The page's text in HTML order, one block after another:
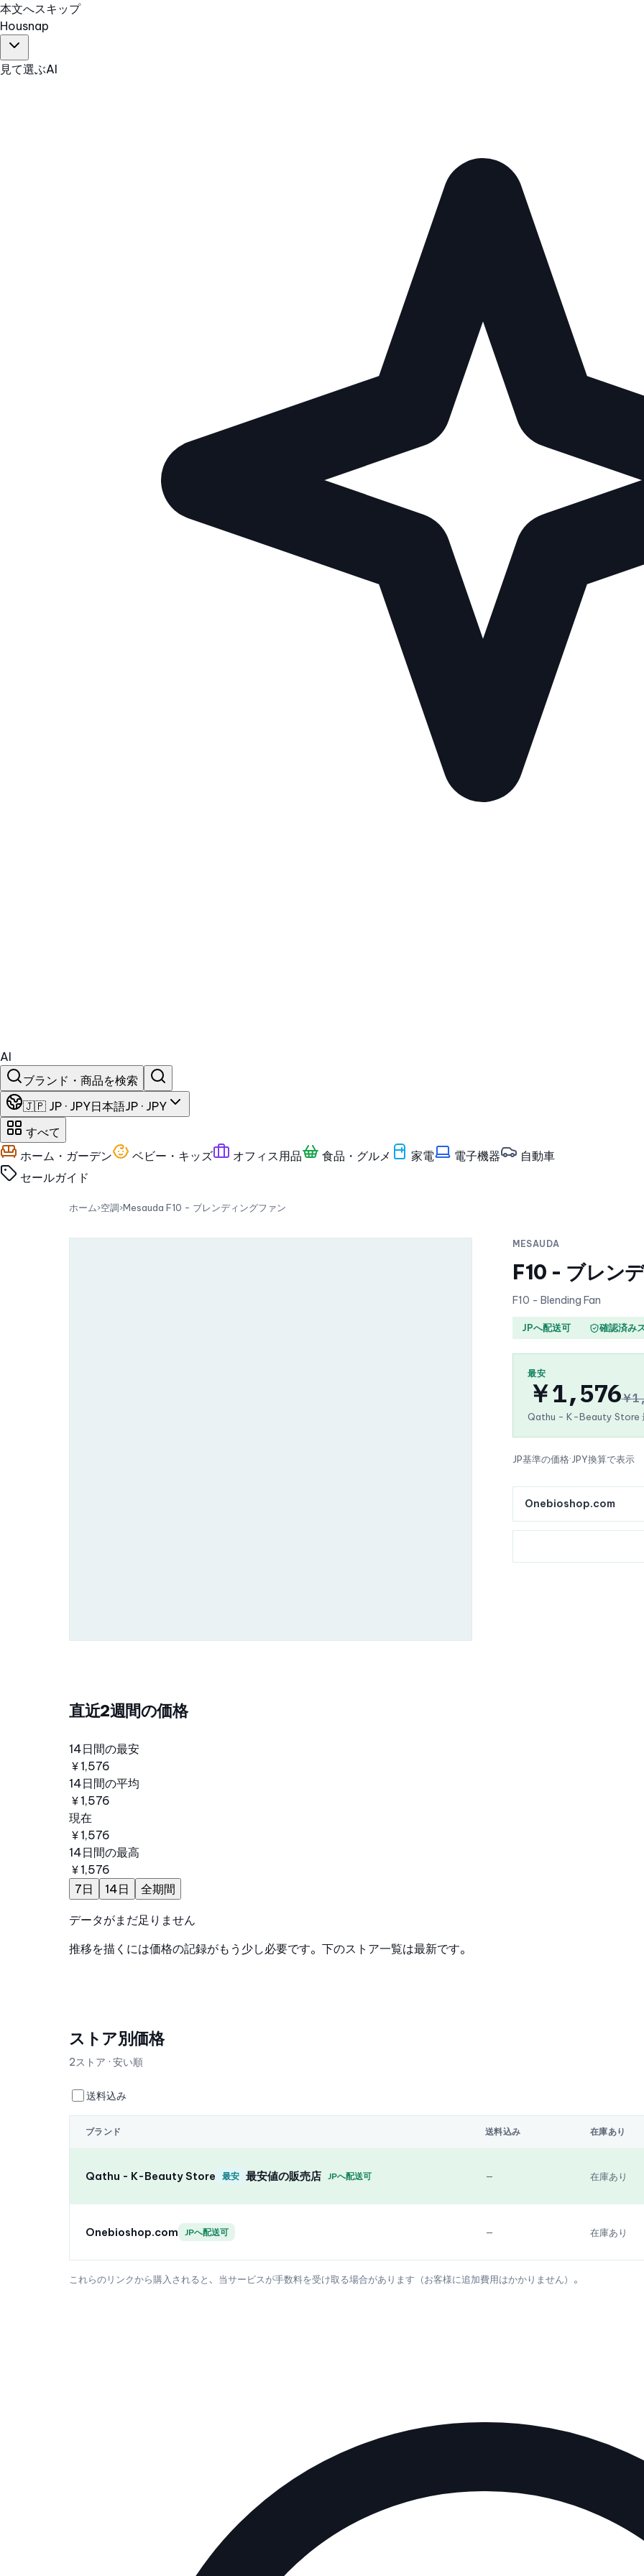
本文へスキップ
Housnap
見て選ぶAI
AI
ブランド・商品を検索
🇯🇵 JP · JPY日本語JP · JPY
すべて
ホーム・ガーデン
ベビー・キッズ オフィス用品 食品・グルメ 家電 電子機器
自動車
セールガイド
ホーム›空調›Mesauda F10 - ブレンディングファン
MESAUDA
F10 - ブレン
F10 - Blending Fan
JPへ配送可 確認済み
最安
￥1,576￥
Qathu - K-Beauty Store
JP基準の価格·JPY換算で表示
Onebioshop.com
直近2週間の価格
14日間の最安
￥1,576
14日間の平均
￥1,576
現在
￥1,576
14日間の最高
￥1,576
7日
14日 全期間
データがまだ足りません
推移を描くには価格の記録がもう少し必要です。下のストア一覧は最新です。
ストア別価格
2ストア · 安い順
送料込み
ブランド 送料込み 在庫あり
Qathu - K-Beauty Store 最安 最安値の販売店 JPへ配送可 — 在庫あり
Onebioshop.com JPへ配送可 — 在庫あり
これらのリンクから購入されると、当サービスが手数料を受け取る場合があります（お客様に追加費用はかかりません）。